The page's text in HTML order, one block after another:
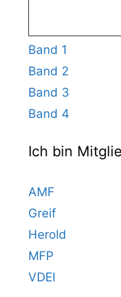
Band 1
Band 2
Band 3
Band 4
Ich bin
AMF
Greif
Herold
MFP
VDEI